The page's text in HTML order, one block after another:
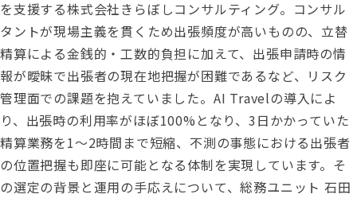
を支援する株式会社きらぼしコンサルティング。コンサル
タントが現場主義を貫くため出張頻度が高いものの、立替
精算による金銭的・工数的負担に加えて、出張申請時の情
報が曖昧で出張者の現在地把握が困難であるなど、リスク
管理面での課題を抱えていました。AI Travelの導入によ
り、出張時の利用率がほぼ100%となり、3日かかっていた
精算業務を1〜2時間まで短縮、不測の事態における出張者
の位置把握も即座に可能となる体制を実現しています。そ
の選定の背景と運用の手応えについて、総務ユニット 石田